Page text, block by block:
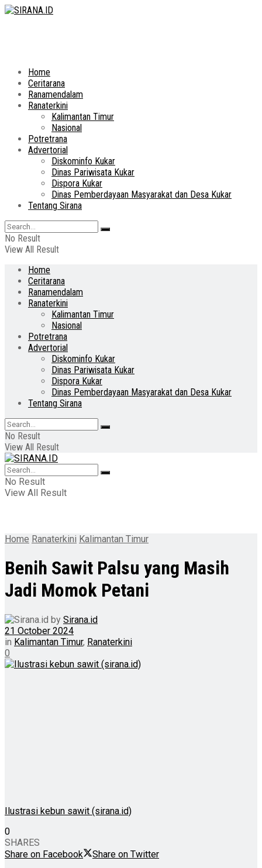
Home
Ceritarana
Ranamendalam
Ranaterkini
Kalimantan Timur
Nasional
Potretrana
Advertorial
Diskominfo Kukar
Dinas Pariwisata Kukar
Dispora Kukar
Dinas Pemberdayaan Masyarakat dan Desa Kukar
Tentang Sirana
No Result
View All Result
Home
Ceritarana
Ranamendalam
Ranaterkini
Kalimantan Timur
Nasional
Potretrana
Advertorial
Diskominfo Kukar
Dinas Pariwisata Kukar
Dispora Kukar
Dinas Pemberdayaan Masyarakat dan Desa Kukar
Tentang Sirana
No Result
View All Result
No Result
View All Result
Home Ranaterkini Kalimantan Timur
Benih Sawit Palsu yang Masih
Jadi Momok Petani
by Sirana.id
21 October 2024
in Kalimantan Timur, Ranaterkini
0
Ilustrasi kebun sawit (sirana.id)
0
SHARES
Share on Facebook
Share on Twitter